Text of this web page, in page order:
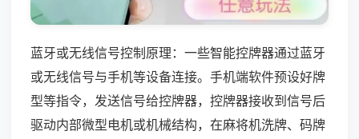
蓝牙或无线信号控制原理：一些智能控牌器通过蓝牙
或无线信号与手机等设备连接。手机端软件预设好牌
型等指令，发送信号给控牌器，控牌器接收到信号后
驱动内部微型电机或机械结构，在麻将机洗牌、码牌